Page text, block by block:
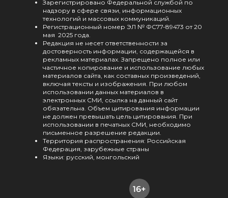
Зарегистрировано Федеральной службой по
надзору в сфере связи, информационных
технологий и массовых коммуникаций.
Регистрационный номер ЭЛ № ФС77-89473 от 20
мая 2025 года.
Редакция не несет ответственности за
достоверность информации, содержащейся в
рекламных материалах. Запрещено полное или
частичное копирование и использование любых
материалов сайта, как составных произведений,
включая тексты и изображения. При любом
использовании данных материалов в
электронных СМИ, ссылка на данный сайт
обязательна. Объем цитирования информации
не должен превышать цель цитирования. При
использовании в печатных СМИ, необходимо
письменное разрешение редакции.
Территория распространения: Российская
Федерация, зарубежные страны
Языки: русский, монгольский